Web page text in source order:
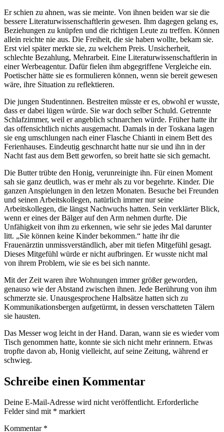
Er schien zu ahnen, was sie meinte. Von ihnen beiden war sie die
bessere Literaturwissenschaftlerin gewesen. Ihm dagegen gelang es,
Beziehungen zu knüpfen und die richtigen Leute zu treffen. Können
allein reichte nie aus. Die Freiheit, die sie haben wollte, bekam sie.
Erst viel später merkte sie, zu welchem Preis. Unsicherheit,
schlechte Bezahlung, Mehrarbeit. Eine Literaturwissenschaftlerin in
einer Werbeagentur. Dafür fielen ihm abgegriffene Vergleiche ein.
Poetischer hätte sie es formulieren können, wenn sie bereit gewesen
wäre, ihre Situation zu reflektieren.
Die jungen Studentinnen. Bestreiten müsste er es, obwohl er wusste,
dass er dabei lügen würde. Sie war doch selber Schuld. Getrennte
Schlafzimmer, weil er angeblich schnarchen würde. Früher hatte ihr
das offensichtlich nichts ausgemacht. Damals in der Toskana lagen
sie eng umschlungen nach einer Flasche Chianti in einem Bett des
Ferienhauses. Eindeutig geschnarcht hatte nur sie und ihn in der
Nacht fast aus dem Bett geworfen, so breit hatte sie sich gemacht.
Die Butter trübte den Honig, verunreinigte ihn. Für einen Moment
sah sie ganz deutlich, was er mehr als zu vor begehrte. Kinder. Die
ganzen Anspielungen in den letzen Monaten. Besuche bei Freunden
und seinen Arbeitskollegen, natürlich immer nur seine
Arbeitskollegen, die längst Nachwuchs hatten. Sein verklärter Blick,
wenn er eines der Bälger auf den Arm nehmen durfte. Die
Unfähigkeit von ihm zu erkennen, wie sehr sie jedes Mal darunter
litt. „Sie können keine Kinder bekommen.“ hatte ihr die
Frauenärztin unmissverständlich, aber mit tiefen Mitgefühl gesagt.
Dieses Mitgefühl würde er nicht aufbringen. Er wusste nicht mal
von ihrem Problem, wie sie es bei sich nannte.
Mit der Zeit waren ihre Wohnungen immer größer geworden,
genauso wie der Abstand zwischen ihnen. Jede Berührung von ihm
schmerzte sie. Unausgesprochene Halbsätze hatten sich zu
Kommunikationsbergen aufgetürmt, in dessen verschatteten Tälern
sie hausten.
Das Messer wog leicht in der Hand. Daran, wann sie es wieder vom
Tisch genommen hatte, konnte sie sich nicht mehr erinnern. Etwas
tropfte davon ab, Honig vielleicht, auf seine Zeitung, während er
schwieg.
Schreibe einen Kommentar
Deine E-Mail-Adresse wird nicht veröffentlicht. Erforderliche
Felder sind mit * markiert
Kommentar *